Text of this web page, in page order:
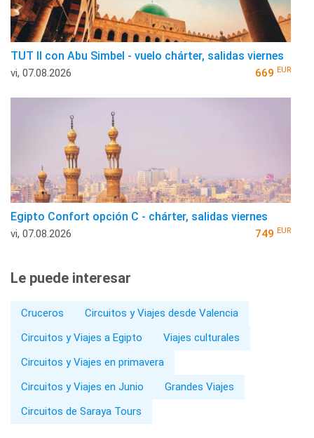
TUT II con Abu Simbel - vuelo chárter, salidas viernes
vi, 07.08.2026 669 EUR
Egipto Confort opción C - chárter, salidas viernes
vi, 07.08.2026 749 EUR
Le puede interesar
Cruceros
Circuitos y Viajes desde Valencia
Circuitos y Viajes a Egipto
Viajes culturales
Circuitos y Viajes en primavera
Circuitos y Viajes en Junio
Grandes Viajes
Circuitos de Saraya Tours